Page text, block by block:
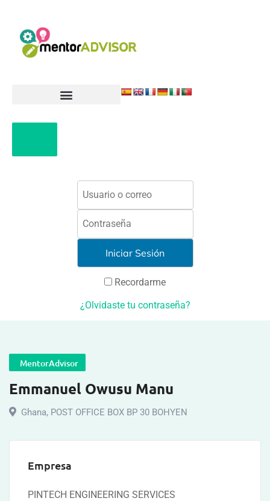
Recordarme
¿Olvidaste tu contraseña?
MentorAdvisor
Emmanuel Owusu Manu
Ghana, POST OFFICE BOX BP 30 BOHYEN
Empresa
PINTECH ENGINEERING SERVICES